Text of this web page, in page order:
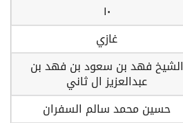
١٠
غازي
الشيخ فهد بن سعود بن فهد بن
عبدالعزيز ال ثاني
حسين محمد سالم السفران